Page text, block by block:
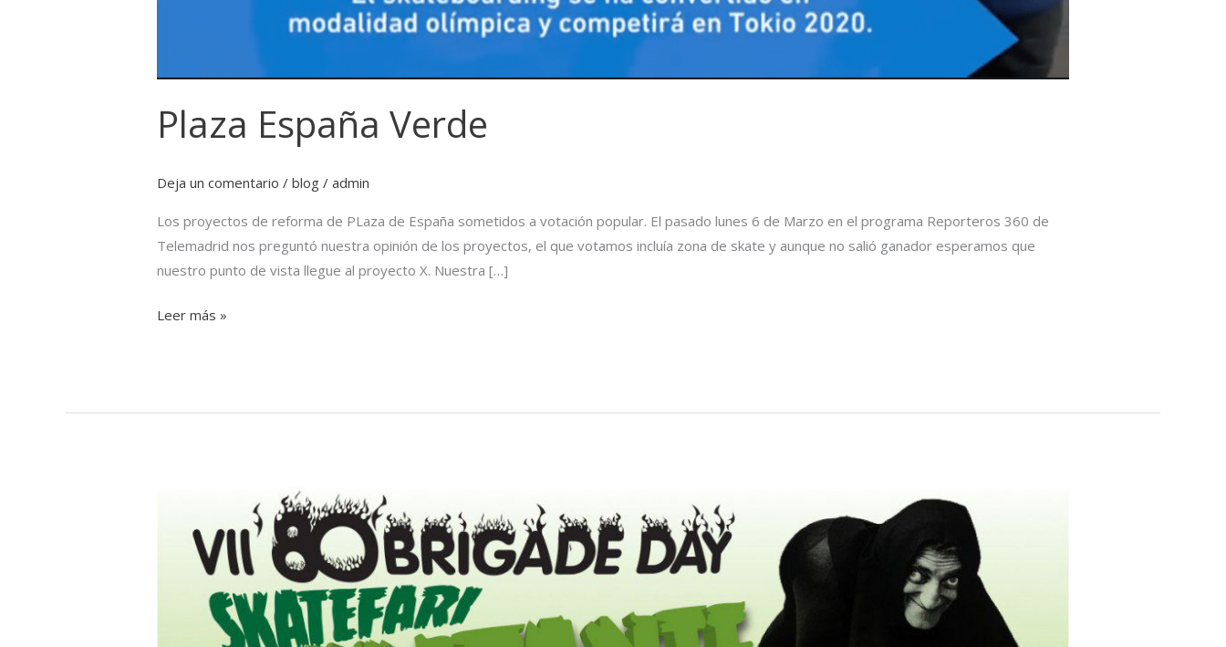
Plaza España Verde
Deja un comentario /blog /admin
Los proyectos de reforma de PLaza de España sometidos a votación popular. El pasado lunes 6 de Marzo en el programa Reporteros 360 de
Telemadrid nos preguntó nuestra opinión de los proyectos, el que votamos incluía zona de skate y aunque no salió ganador esperamos que
nuestro punto de vista llegue al proyecto X. Nuestra […]
Leer más »
Skatefari
Mutante